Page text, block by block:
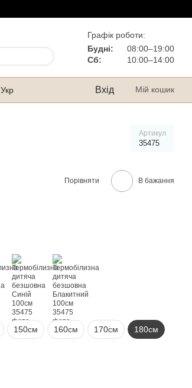
Графік роботи:
Будні:
08:00–19:00
Сб:
10:00–14:00
Укр Вхід Мій кошик
Артикул
35475
Порівняти В бажання
150см 160см 170см 180см